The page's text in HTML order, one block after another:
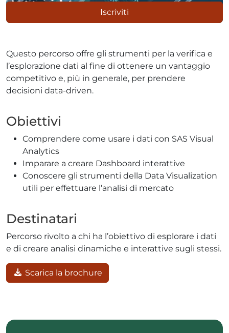
Iscriviti
Questo percorso offre gli strumenti per la verifica e
l’esplorazione dati al fine di ottenere un vantaggio
competitivo e, più in generale, per prendere
decisioni data-driven.
Obiettivi
Comprendere come usare i dati con SAS Visual
Analytics
Imparare a creare Dashboard interattive
Conoscere gli strumenti della Data Visualization
utili per effettuare l’analisi di mercato
Destinatari
Percorso rivolto a chi ha l’obiettivo di esplorare i dati
e di creare analisi dinamiche e interattive sugli stessi.
Scarica la brochure